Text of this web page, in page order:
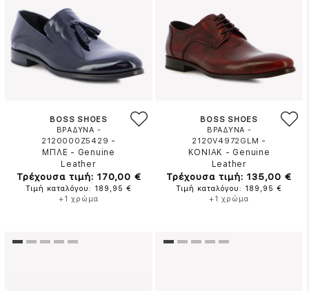
BOSS SHOES
ΒΡΑΔΥΝΑ -
2120000Z5429 -
ΜΠΛΕ - Genuine
Leather
Τρέχουσα τιμή: 170,00 €
Τιμή καταλόγου: 189,95 €
+1 χρώμα
BOSS SHOES
ΒΡΑΔΥΝΑ -
2120V4972GLM -
ΚΟΝΙΑΚ - Genuine
Leather
Τρέχουσα τιμή: 135,00 €
Τιμή καταλόγου: 189,95 €
+1 χρώμα